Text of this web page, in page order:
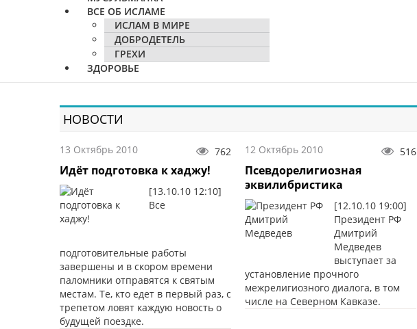
ВСЕ ОБ ИСЛАМЕ
ИСЛАМ В МИРЕ
ДОБРОДЕТЕЛЬ
ГРЕХИ
ЗДОРОВЬЕ
НОВОСТИ
13 Октябрь 2010 762
Идёт подготовка к хаджу!
[13.10.10 12:10]
Все
подготовительные работы
завершены и в скором времени
паломники отправятся к святым
местам. Те, кто едет в первый раз, с
трепетом ловят каждую новость о
будущей поездке.
12 Октябрь 2010 516
Псевдорелигиозная
эквилибристика
[12.10.10 19:00]
Президент РФ
Дмитрий
Медведев
выступает за
установление прочного
межрелигиозного диалога, в том
числе на Северном Кавказе.